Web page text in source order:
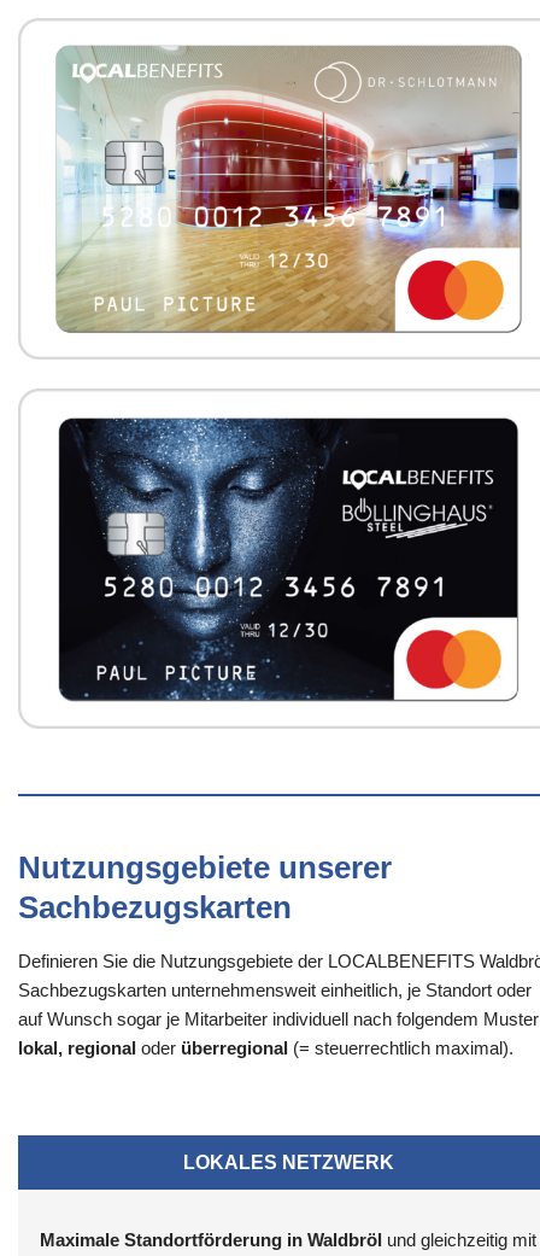
Nutzungsgebiete unserer
Sachbezugskarten
Definieren Sie die Nutzungsgebiete der LOCALBENEFITS
Sachbezugskarten unternehmensweit einheitlich, je Standort oder
auf Wunsch sogar je Mitarbeiter individuell nach folgendem
lokal, regional oder überregional (= steuerrechtlich maximal).
LOKALES NETZWERK
Maximale Standortförderung in Waldbröl und gleichzeitig mit